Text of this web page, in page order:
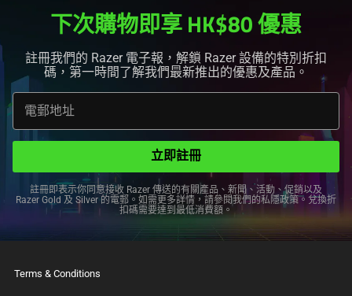
下次購物即享 HK$80 優惠
註冊我們的 Razer 電子報，解鎖 Razer 設備的特別折扣
碼，第一時間了解我們最新推出的優惠及產品 。
電郵地址
立即註冊
註冊即表示你同意接收 Razer 傳送的有關產品、新聞、活動、促銷以及
Razer Gold 及 Silver 的電郵。如需更多詳情，請參閱我們的私隱政策。兌換折
扣碼需要達到最低消費額 。
Terms & Conditions